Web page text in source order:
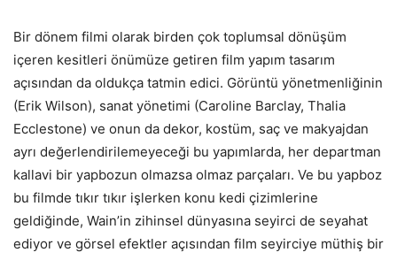
Bir dönem filmi olarak birden çok toplumsal dönüşüm
içeren kesitleri önümüze getiren film yapım tasarım
açısından da oldukça tatmin edici. Görüntü yönetmenliğinin
(Erik Wilson), sanat yönetimi (Caroline Barclay, Thalia
Ecclestone) ve onun da dekor, kostüm, saç ve makyajdan
ayrı değerlendirilemeyeceği bu yapımlarda, her departman
kallavi bir yapbozun olmazsa olmaz parçaları. Ve bu yapboz
bu filmde tıkır tıkır işlerken konu kedi çizimlerine
geldiğinde, Wain’in zihinsel dünyasına seyirci de seyahat
ediyor ve görsel efektler açısından film seyirciye müthiş bir